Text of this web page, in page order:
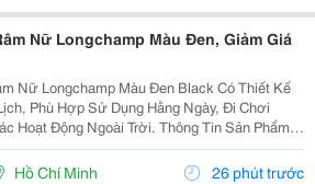
Nữ Longchamp Màu Đen, Giảm Giá
Nữ Longchamp Màu Đen Black Có Thiết Kế
Phù Hợp Sử Dụng Hằng Ngày, Đi Chơi
Động Ngoài Trời. Thông Tin Sản Phẩm:
Màu Sắc: Đen Black. Kích
Thước: 51-20-140 Mm. Kiểu Dáng Dành Cho Nữ....
Hồ Chí Minh 26 phút trước